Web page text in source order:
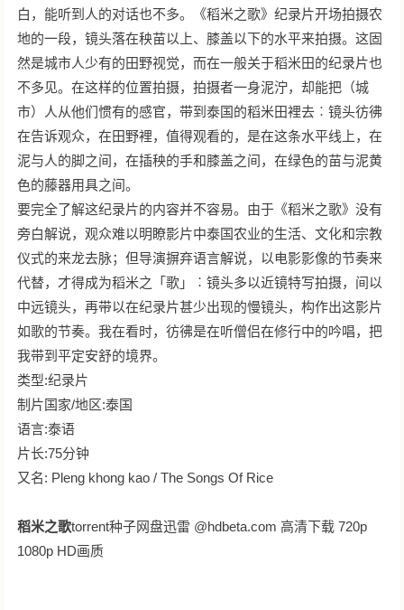
白，能听到人的对话也不多。《稻米之歌》纪录片开场拍摄农
地的一段，镜头落在秧苗以上、膝盖以下的水平来拍摄。这固
然是城市人少有的田野视觉，而在一般关于稻米田的纪录片也
不多见。在这样的位置拍摄，拍摄者一身泥泞，却能把（城
市）人从他们惯有的感官，带到泰国的稻米田裡去︰镜头彷彿
在告诉观众，在田野裡，值得观看的，是在这条水平线上，在
泥与人的脚之间，在插秧的手和膝盖之间，在绿色的苗与泥黄
色的藤器用具之间。
要完全了解这纪录片的内容并不容易。由于《稻米之歌》没有
旁白解说，观众难以明瞭影片中泰国农业的生活、文化和宗教
仪式的来龙去脉；但导演摒弃语言解说，以电影影像的节奏来
代替，才得成为稻米之「歌」︰镜头多以近镜特写拍摄，间以
中远镜头，再带以在纪录片甚少出现的慢镜头，构作出这影片
如歌的节奏。我在看时，彷彿是在听僧侣在修行中的吟唱，把
我带到平定安舒的境界。
类型:纪录片
制片国家/地区:泰国
语言:泰语
片长:75分钟
又名: Pleng khong kao / The Songs Of Rice
稻米之歌torrent种子网盘迅雷 @hdbeta.com 高清下载 720p
1080p HD画质